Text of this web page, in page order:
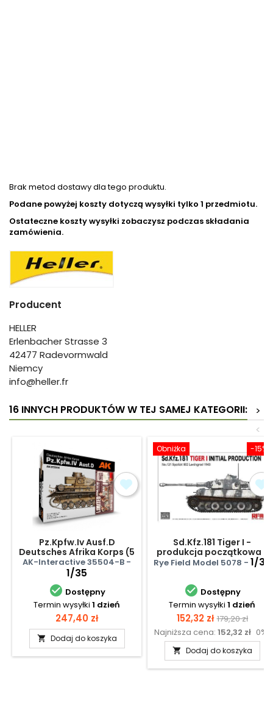
Brak metod dostawy dla tego produktu.
Podane powyżej koszty dotyczą wysyłki tylko 1 przedmiotu.
Ostateczne koszty wysyłki zobaczysz podczas składania
zamówienia.
Producent
HELLER
Erlenbacher Strasse 3
42477 Radevormwald
Niemcy
info@heller.fr
16 INNYCH PRODUKTÓW W TEJ SAMEJ KATEGORII:
>
<
Pz.Kpfw.Iv Ausf.D
Deutsches Afrika Korps (5
Figures German Tank
Crew Afrika Korps)
AK-Interactive 35504-B -
1/35
 Dostępny
Termin wysyłki 1 dzień
Cena
247,40 zł
 Dodaj do koszyka
-15%
Obniżka
Sd.Kfz.181 Tiger I -
produkcja początkowa -
Leningrad 1943
Rye Field Model 5078 - 1/35
 Dostępny
Termin wysyłki 1 dzień
Cena
152,32 zł Cena
179,20 zł
Najniższa cena: 152,32 zł 0%
 Dodaj do koszyka